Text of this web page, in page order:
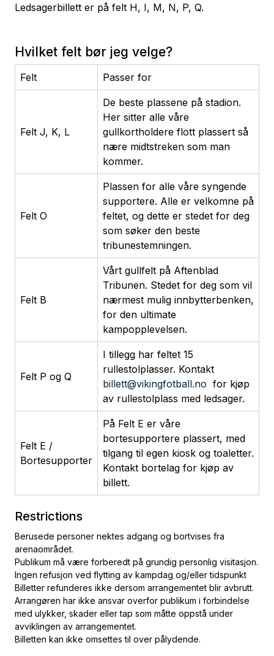
Ledsagerbillett er på felt H, I, M, N, P, Q.
Hvilket felt bør jeg velge?
Felt Passer for
Felt J, K, L
De beste plassene på stadion.
Her sitter alle våre
gullkortholdere flott plassert så
nære midtstreken som man
kommer.
Felt O
Plassen for alle våre syngende
supportere. Alle er velkomne på
feltet, og dette er stedet for deg
som søker den beste
tribunestemningen.
Felt B
Vårt gullfelt på Aftenblad
Tribunen. Stedet for deg som vil
nærmest mulig innbytterbenken,
for den ultimate
kampopplevelsen.
Felt P og Q
I tillegg har feltet 15
rullestolplasser. Kontakt
billett@vikingfotball.no for kjøp
av rullestolplass med ledsager.
Felt E /
Bortesupporter
På Felt E er våre
bortesupportere plassert, med
tilgang til egen kiosk og toaletter.
Kontakt bortelag for kjøp av
billett.
Restrictions
Berusede personer nektes adgang og bortvises fra
arenaområdet.
Publikum må være forberedt på grundig personlig visitasjon.
Ingen refusjon ved flytting av kampdag og/eller tidspunkt
Billetter refunderes ikke dersom arrangementet blir avbrutt.
Arrangøren har ikke ansvar overfor publikum i forbindelse
med ulykker, skader eller tap som måtte oppstå under
avviklingen av arrangementet.
Billetten kan ikke omsettes til over pålydende.